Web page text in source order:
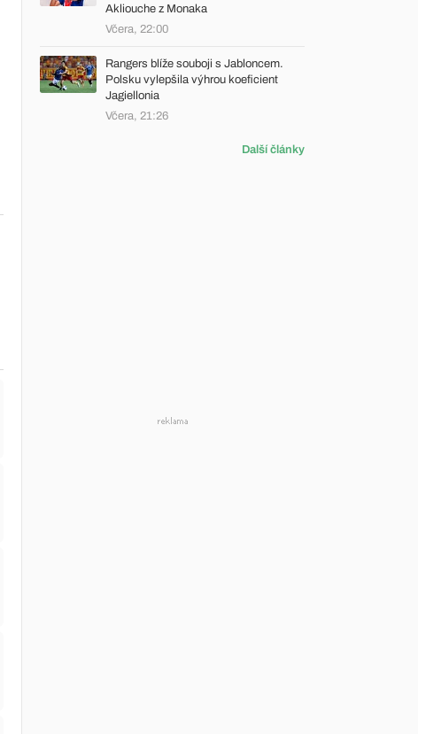
Akliouche z Monaka
Včera, 22:00
Rangers blíže souboji s Jabloncem.
Polsku vylepšila výhrou koeficient
Jagiellonia
Včera, 21:26
Další články